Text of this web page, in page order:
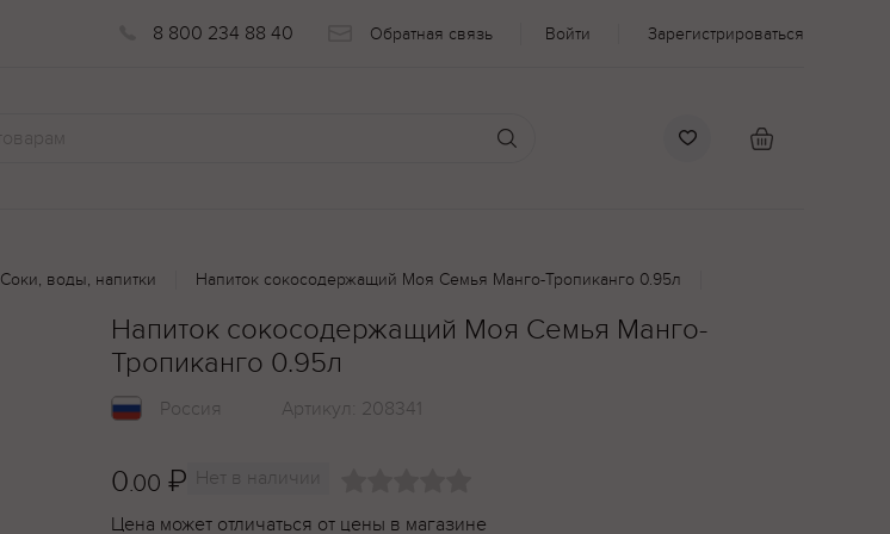
8 800 234 88 40 Обратная связь Войти Зарегистрироваться
Соки, воды, напитки Напиток сокосодержащий Моя Семья Манго-Тропиканго 0.95л
Напиток сокосодержащий Моя Семья Манго-
Тропиканго 0.95л
Россия Артикул: 208341
0.00 ₽ Нет в наличии
Цена может отличаться от цены в магазине